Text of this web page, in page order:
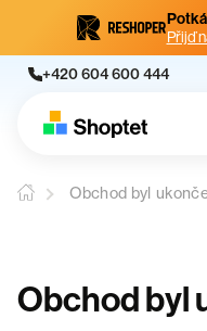
Přijď
+420 604 600 444
Obchod byl
Obchod byl